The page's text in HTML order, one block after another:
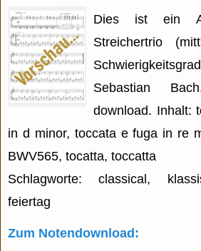
Dies ist ein
Streichertrio
Sebastian
download. Inhalt:
in d minor, toccata e fuga in re
BWV565, tocatta, toccatta
Schlagworte: classical,
feiertag
Zum Notendownload: